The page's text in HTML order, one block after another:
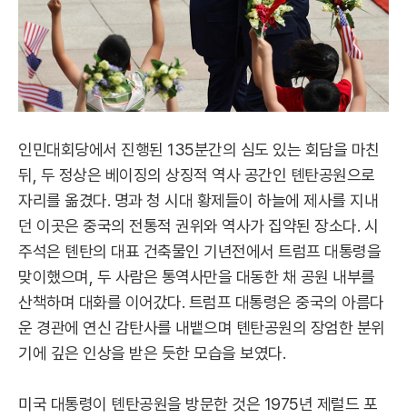
인민대회당에서 진행된 135분간의 심도 있는 회담을 마친
뒤, 두 정상은 베이징의 상징적 역사 공간인 톈탄공원으로
자리를 옮겼다. 명과 청 시대 황제들이 하늘에 제사를 지내
던 이곳은 중국의 전통적 권위와 역사가 집약된 장소다. 시
주석은 톈탄의 대표 건축물인 기년전에서 트럼프 대통령을
맞이했으며, 두 사람은 통역사만을 대동한 채 공원 내부를
산책하며 대화를 이어갔다. 트럼프 대통령은 중국의 아름다
운 경관에 연신 감탄사를 내뱉으며 톈탄공원의 장엄한 분위
기에 깊은 인상을 받은 듯한 모습을 보였다.
미국 대통령이 톈탄공원을 방문한 것은 1975년 제럴드 포